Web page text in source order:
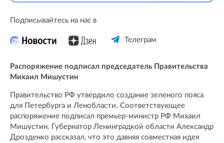
Подписывайтесь на нас в
Телеграм
Распоряжение подписал председатель Правительства
Михаил Мишустин
Правительство РФ утвердило создание зеленого пояса
для Петербурга и Ленобласти. Соответствующее
распоряжение подписал премьер-министр РФ Михаил
Мишустин. Губернатор Ленинградкой области Александр
Дрозденко рассказал, что это давняя совместная идея